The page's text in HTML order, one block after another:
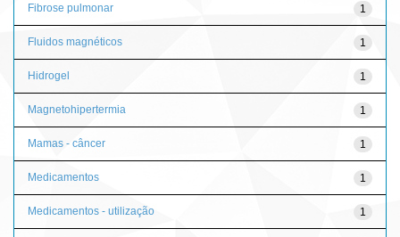
1
Fibrose pulmonar
1
Fluidos magnéticos
1
Hidrogel
1
Magnetohipertermia
1
Mamas - câncer
1
Medicamentos
1
Medicamentos - utilização